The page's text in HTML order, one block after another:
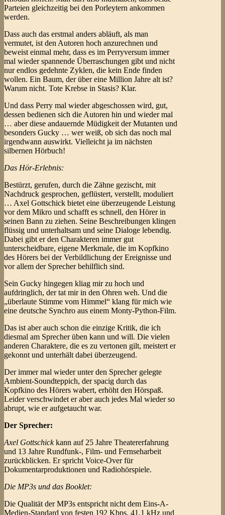
Parteien gleichzeitig bei den Porleytern ankommen
werden.
Dass auch das erstmal anders abläuft, als man
vermutet, ist den Autoren hoch anzurechnen und
beweist einmal mehr, dass es im Perryversum immer
mal wieder spannende Überraschungen gibt und nicht
nur endlos gedehnte Zyklen, die kein Ende finden
wollen. Ein Baum, der über eine Million Jahre alt ist?
Warum nicht. Tote Krebse in Stasis? Klar.
Und dass Perry mal wieder abgeschossen wird, gut,
dessen bedienen sich die Autoren hin und wieder mal
… aber diese andauernde Müdigkeit der Mutanten und
besonders Gucky … wer weiß, ob sich das noch mal
irgendwann auswirkt. Vielleicht ja im nächsten
silbernen Hörbuch!
Das Hör-Erlebnis:
Bestürzt, gerufen, durch die Zähne gezischt, mit
Nachdruck gesprochen, geflüstert, verstellt, moduliert
… Axel Gottschick bietet eine überzeugende Leistung
vor dem Mikro und schafft es schnell, den Hörer in
seinen Bann zu ziehen. Seine Beschreibungen klingen
flüssig und unterhaltsam und seine Dialoge lebendig.
Dabei gibt er den Charakteren immer gut
unterscheidbare, eigene Merkmale, die im Kopfkino
des Hörers bei der Verbildlichung der Ereignisse und
vor allem der Sprecher behilflich sind.
Sein Gucky hingegen kliag mir zu hoch und
aufdringlich, der tat mir in den Ohren weh. Und die
„überlaute Stimme vom Himmel“ klang für mich wie
eine deutsche Synchro aus einem Monty-Python-Film.
Das ist aber auch schon die einzige Kritik, die ich
diesmal am Sprecher üben kann und will. Die vielen
anderen Charaktere, die es zu vertonen gilt, meistert er
gekonnt und unterhält dabei überzeugend.
Der immer mal wieder unter den Sprecher gelegte
Ambient-Soundteppich, der spacig durch das
Kopfkino des Hörers wabert, erhöht den Hörspaß.
Leider verschwindet er aber auch jedes Mal wieder so
abrupt, wie er aufgetaucht war.
Der Sprecher:
Axel Gottschickkann auf 25 Jahre Theatererfahrung
und 13 Jahre Rundfunk-, Film- und Fernseharbeit
zurückblicken. Er spricht Voice-Over für
Dokumentarproduktionen und Radiohörspiele.
Die MP3s und das Booklet:
Die Qualität der MP3s entspricht nicht dem Eins-A-
Medien-Standard von festen 192 Kbps, 41,1 kHz und